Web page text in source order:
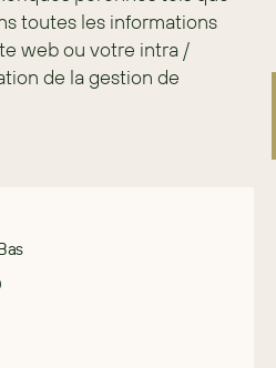
toutes les informations
web ou votre intra /
de la gestion de